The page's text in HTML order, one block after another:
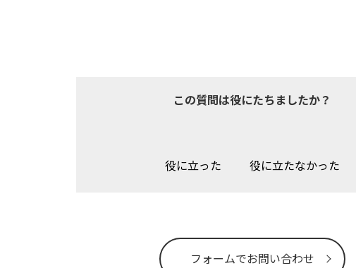
この質問は役にたちましたか？
役に立った 役に立たなかった
フォームでお問い合わせ